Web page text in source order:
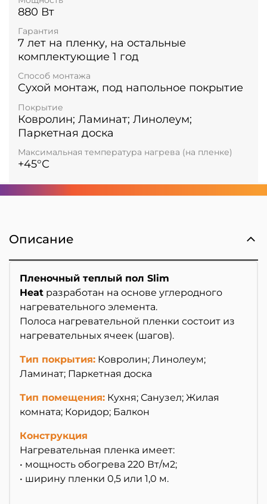
880 Вт
Гарантия
7 лет на пленку, на остальные
комплектующие 1 год
Способ монтажа
Cухой монтаж, под напольное покрытие
Покрытие
Ковролин; Ламинат; Линолеум;
Паркетная доска
Максимальная температура нагрева (на пленке)
+45°С
Описание
Пленочный теплый пол Slim
Heat разработан на основе углеродного
нагревательного элемента.
Полоса нагревательной пленки состоит из
нагревательных ячеек (шагов).
Тип покрытия: Ковролин; Линолеум;
Ламинат; Паркетная доска
Тип помещения: Кухня; Санузел; Жилая
комната; Коридор; Балкон
Конструкция
Нагревательная пленка имеет:
• мощность обогрева 220 Вт/м2;
• ширину пленки 0,5 или 1,0 м.